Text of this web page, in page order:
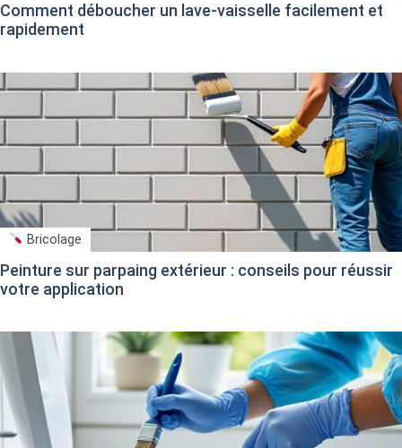
Comment déboucher un lave-vaisselle facilement et
rapidement
Bricolage
Peinture sur parpaing extérieur : conseils pour réussir
votre application